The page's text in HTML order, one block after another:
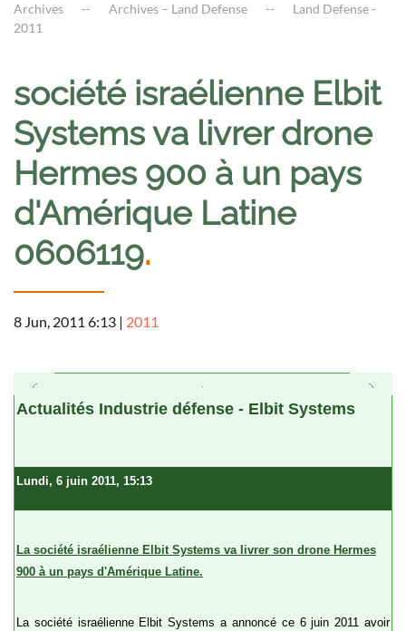
Archives Archives – Land Defense
Land Defense -
2011
société israélienne Elbit
Systems va livrer drone
Hermes 900 à un pays
d'Amérique Latine
0606119.
8 Jun, 2011 6:13 | 2011
Actualités Industrie défense - Elbit Systems
Lundi, 6 juin 2011, 15:13
La société israélienne Elbit Systems va livrer son drone Hermes
900 à un pays d'Amérique Latine.
La société israélienne Elbit Systems a annoncé ce 6 juin 2011 avoir